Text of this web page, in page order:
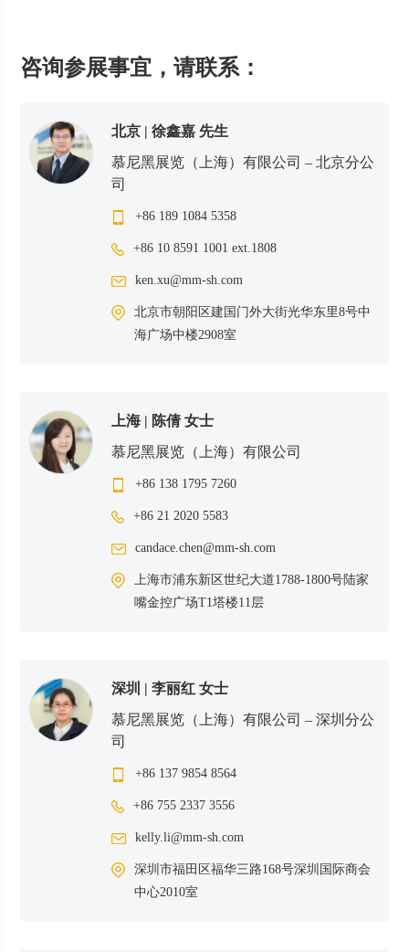
咨询参展事宜，请联系：
北京 | 徐鑫嘉 先生
慕尼黑展览（上海）有限公司 – 北京分公
司
+86 189 1084 5358
+86 10 8591 1001 ext.1808
ken.xu@mm-sh.com
北京市朝阳区建国门外大街光华东里8号中
海广场中楼2908室
上海 | 陈倩女士
慕尼黑展览（上海）有限公司
+86 138 1795 7260
+86 21 2020 5583
candace.chen@mm-sh.com
上海市浦东新区世纪大道1788-1800号陆家
嘴金控广场T1塔楼11层
深圳 | 李丽红女士
慕尼黑展览（上海）有限公司 – 深圳分公
司
+86 137 9854 8564
+86 755 2337 3556
kelly.li@mm-sh.com
深圳市福田区福华三路168号深圳国际商会
中心2010室